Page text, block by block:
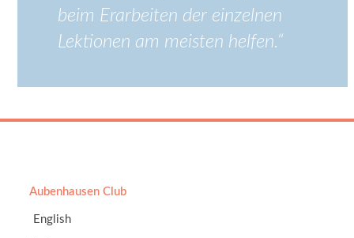
beim Erarbeiten der einzelnen
Lektionen am meisten helfen.“
Aubenhausen Club
English